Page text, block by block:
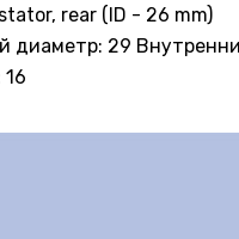
rear (ID - 26 mm)
диаметр: 29